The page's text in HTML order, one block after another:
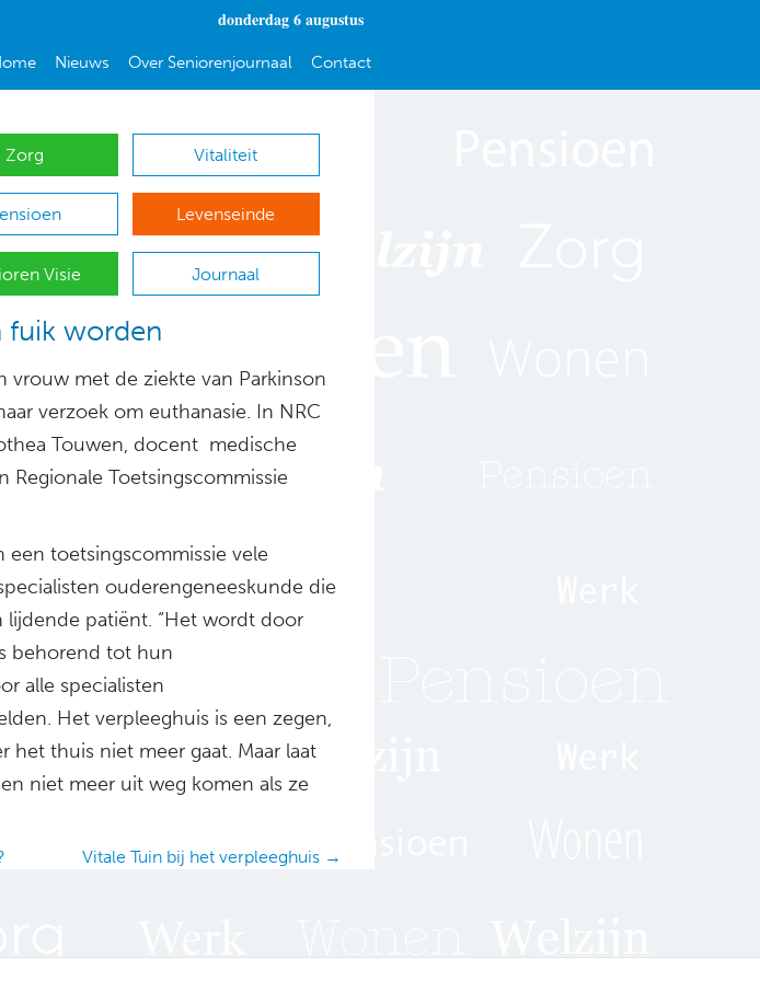
donderdag 6 augustus
Nieuws Over Seniorenjournaal Contact
Zorg Vitaliteit
Levenseinde
Visie Journaal
fuik worden
vrouw met de ziekte van Parkinson
verzoek om euthanasie. In NRC
Touwen, docent medische
Toetsingscommissie
een toetsingscommissie vele
ouderengeneeskunde die
patiënt. “Het wordt door
behorend tot hun
alle specialisten
Het verpleeghuis is een zegen,
het thuis niet meer gaat. Maar laat
niet meer uit weg komen als ze
Vitale Tuin bij het verpleeghuis →